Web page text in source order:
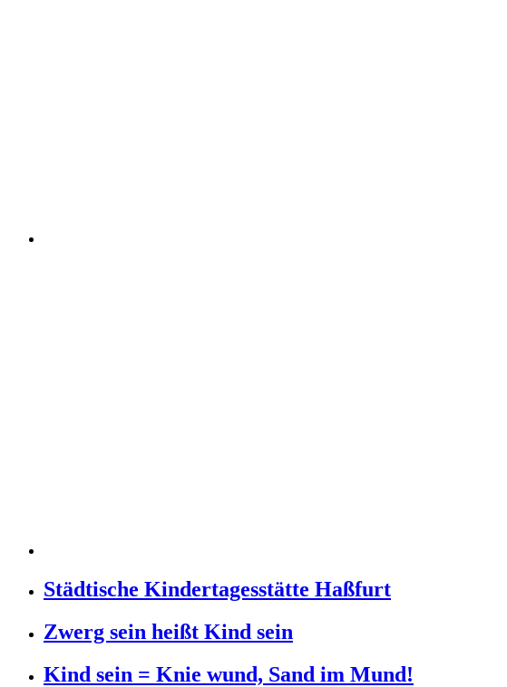
Städtische Kindertagesstätte Haßfurt
Zwerg sein heißt Kind sein
Kind sein = Knie wund, Sand im Mund!